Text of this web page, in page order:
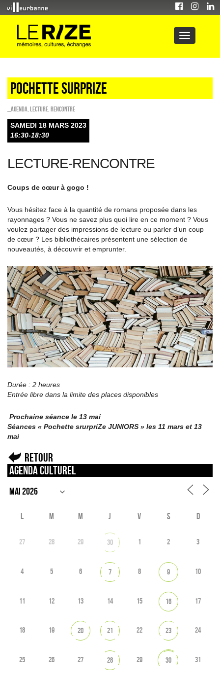
POCHETTE SURPRIZE
_Agenda Lecture Rencontre
SAMEDI 18 MARS 2023
16:30-18:30
LECTURE-RENCONTRE
Coups de cœur à gogo !
Vous hésitez face à la quantité de romans proposée dans les
rayonnages ? Vous ne savez plus quoi lire en ce moment ? Vous
voulez partager des impressions de lecture ou parler d’un coup
de cœur ? Les bibliothécaires présentent une sélection de
nouveautés, à découvrir et emprunter.
Durée : 2 heures
Entrée libre dans la limite des places disponibles
Prochaine séance le 13 mai
Séances « Pochette srurpriZe JUNIORS » les 11 mars et 13
mai
Retour
Agenda culturel
L M M J V S D
27 28 29 30 1 2 3
4 5 6 7 8 9 10
11 12 13 14 15 16 17
18 19 20 21 22 23 24
25 26 27 28 29 30 31